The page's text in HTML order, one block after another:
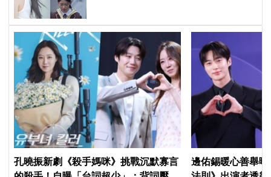
孔曉振新劇《殺手媽咪》挑戰沉默寡言
邊佑錫暖心善舉